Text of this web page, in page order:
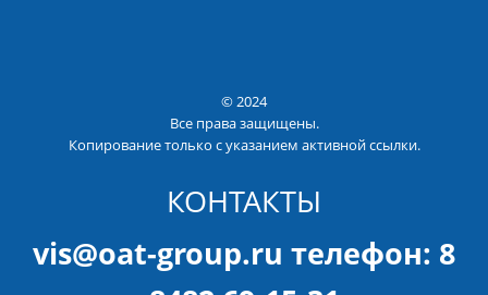
© 2024
Все права защищены.
Копирование только с указанием активной ссылки.
КОНТАКТЫ
vis@oat-group.ru телефон: 8